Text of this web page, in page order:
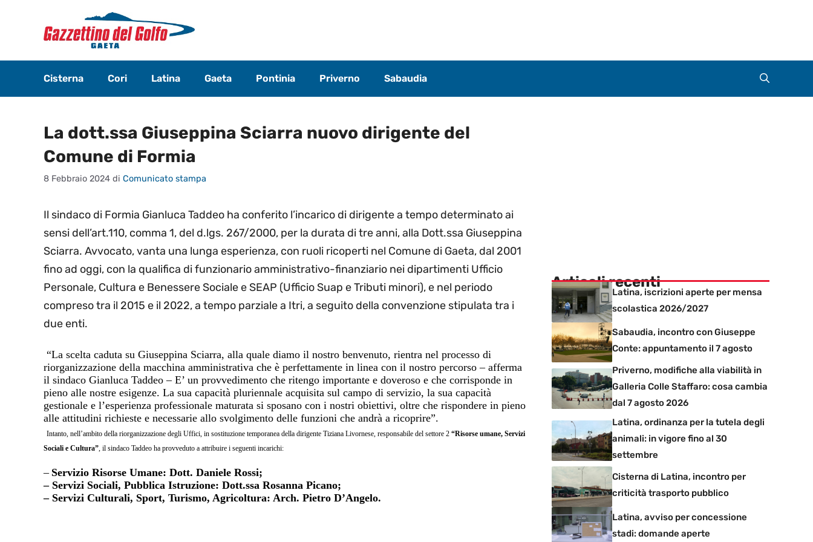
contenuto
Cisterna Cori Latina Gaeta Pontinia Priverno Sabaudia
La dott.ssa Giuseppina Sciarra nuovo dirigente del
Comune di Formia
8 Febbraio 2024 di Comunicato stampa
Il sindaco di Formia Gianluca Taddeo ha conferito l’incarico di dirigente a tempo determinato ai
sensi dell’art.110, comma 1, del d.lgs. 267/2000, per la durata di tre anni, alla Dott.ssa Giuseppina
Sciarra. Avvocato, vanta una lunga esperienza, con ruoli ricoperti nel Comune di Gaeta, dal 2001
fino ad oggi, con la qualifica di funzionario amministrativo-finanziario nei dipartimenti Ufficio
Personale, Cultura e Benessere Sociale e SEAP (Ufficio Suap e Tributi minori), e nel periodo
compreso tra il 2015 e il 2022, a tempo parziale a Itri, a seguito della convenzione stipulata tra i
due enti.
“La scelta caduta su Giuseppina Sciarra, alla quale diamo il nostro benvenuto, rientra nel processo di
riorganizzazione della macchina amministrativa che è perfettamente in linea con il nostro percorso – afferma
il sindaco Gianluca Taddeo – E’ un provvedimento che ritengo importante e doveroso e che corrisponde in
pieno alle nostre esigenze. La sua capacità pluriennale acquisita sul campo di servizio, la sua capacità
gestionale e l’esperienza professionale maturata si sposano con i nostri obiettivi, oltre che rispondere in pieno
alle attitudini richieste e necessarie allo svolgimento delle funzioni che andrà a ricoprire”.
Intanto, nell’ambito della riorganizzazione degli Uffici, in sostituzione temporanea della dirigente Tiziana Livornese, responsabile del settore 2 “Risorse umane, Servizi
Sociali e Cultura” , il sindaco Taddeo ha provveduto a attribuire i seguenti incarichi:
– Servizio Risorse Umane: Dott. Daniele Rossi;
– Servizi Sociali, Pubblica Istruzione: Dott.ssa Rosanna Picano;
– Servizi Culturali, Sport, Turismo, Agricoltura: Arch. Pietro D’Angelo.
Articoli recenti
Latina, iscrizioni aperte per mensa
scolastica 2026/2027
Sabaudia, incontro con Giuseppe
Conte: appuntamento il 7 agosto
Priverno, modifiche alla viabilità in
Galleria Colle Staffaro: cosa cambia
dal 7 agosto 2026
Latina, ordinanza per la tutela degli
animali: in vigore fino al 30
settembre
Cisterna di Latina, incontro per
criticità trasporto pubblico
Latina, avviso per concessione
stadi: domande aperte